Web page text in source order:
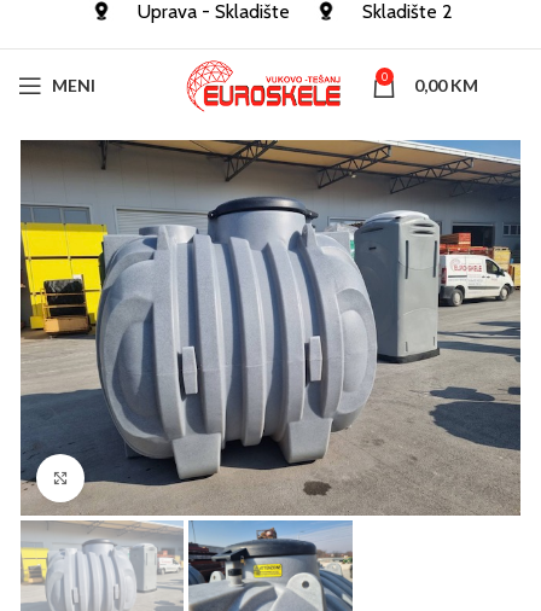
Uprava - Skladište Skladište 2
MENI 0 0,00KM
Click to enlarge